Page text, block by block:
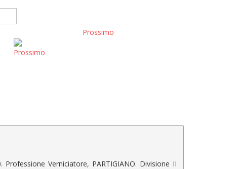
Prossimo
Verniciatore, PARTIGIANO. Divisione II